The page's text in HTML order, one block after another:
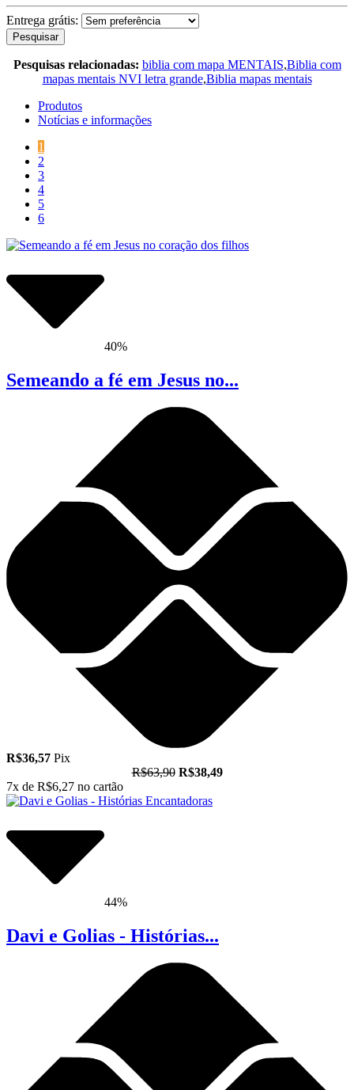
Entrega grátis:
Pesquisar
Pesquisas relacionadas: biblia com mapa MENTAIS,Biblia com
mapas mentais NVI letra grande,Biblia mapas mentais
Produtos
Notícias e informações
1
2
3
4
5
6
40%
Semeando a fé em Jesus no...
R$36,57 Pix
R$63,90 R$38,49
7x de R$6,27 no cartão
44%
Davi e Golias - Histórias...